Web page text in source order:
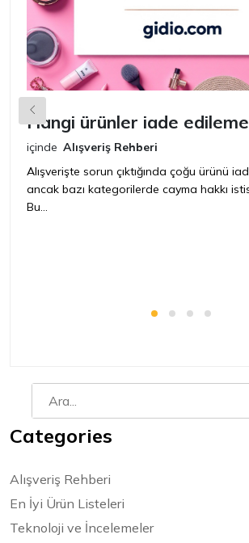
Hangi ürünler iade
içinde Alışveriş Rehberi
Alışverişte sorun çıktığında çoğu ürünü
ancak bazı kategorilerde cayma hakkı
Bu...
Categories
Alışveriş Rehberi
En İyi Ürün Listeleri
Teknoloji ve İncelemeler